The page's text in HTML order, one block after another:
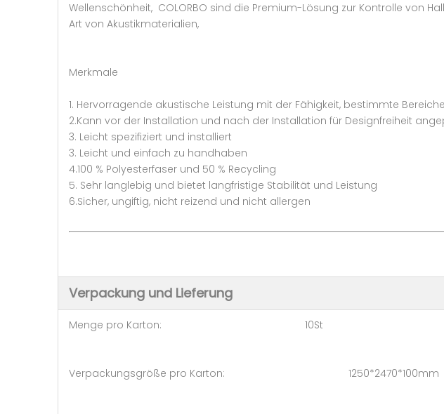
Wellenschönheit, COLORBO sind die Premium-Lösung zur Kontrolle von
Art von Akustikmaterialien,
Merkmale
1. Hervorragende akustische Leistung mit der Fähigkeit, bestimmte
2.Kann vor der Installation und nach der Installation für Designfreiheit
3. Leicht spezifiziert und installiert
3. Leicht und einfach zu handhaben
4.100 % Polyesterfaser und 50 % Recycling
5. Sehr langlebig und bietet langfristige Stabilität und Leistung
6.Sicher, ungiftig, nicht reizend und nicht allergen
Verpackung und Lieferung
Menge pro Karton: 10St
Verpackungsgröße pro Karton: 1250*2470*100mm